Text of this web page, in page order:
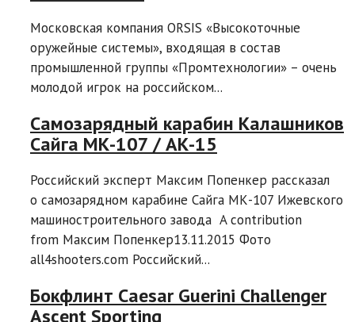
Московская компания ORSIS «Высокоточные
оружейные системы», входящая в состав
промышленной группы «Промтехнологии» – очень
молодой игрок на российском...
Самозарядный карабин Калашников
Сайга МК-107 / АК-15
Российский эксперт Максим Попенкер рассказал
о самозарядном карабине Сайга МК-107 Ижевского
машиностроительного завода A contribution
from Максим Попенкер13.11.2015 Фото
all4shooters.com Российский...
Бокфлинт Caesar Guerini Challenger
Ascent Sporting